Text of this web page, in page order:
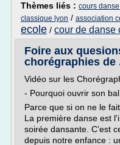
Thèmes liés : cours
classique lyon / association
ecole / cour de danse
Foire aux
chorégraphies de
Vidéo sur les
- Pourquoi ouvrir son
Parce que si on ne le
La première danse est
soirée dansante. C'est
depuis notre enfance :